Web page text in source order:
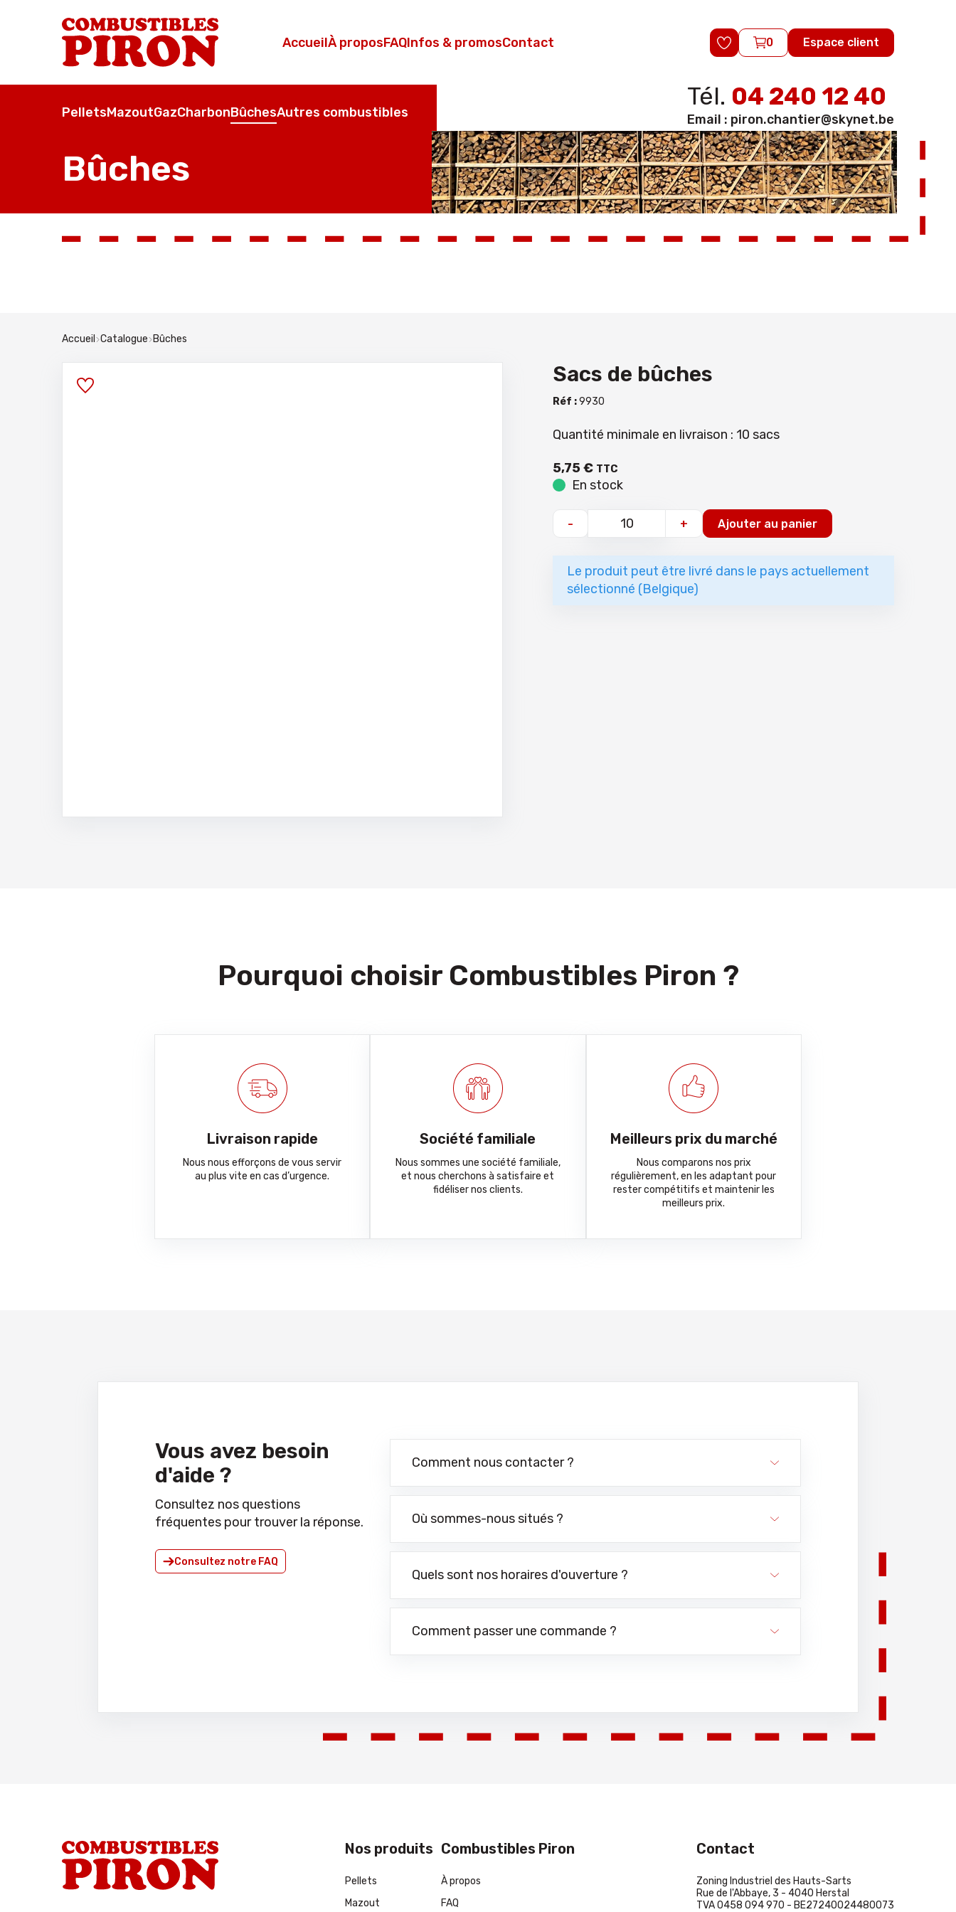
AccueilÀ proposFAQInfos & promosContact 0 Espace client
PelletsMazoutGazCharbonBûchesAutres combustibles
Bûches
Tél. 04 240 12 40
Email : piron.chantier@skynet.be
Accueil Catalogue Bûches
Sacs de bûches
Réf :9930
Quantité minimale en livraison : 10 sacs
5,75€ TTC
En stock
- + Ajouter au panier
Le produit peut être livré dans le pays actuellement
sélectionné (Belgique)
Pourquoi choisir Combustibles Piron ?
Livraison rapide
Nous nous efforçons de vous servir
au plus vite en cas d’urgence.
Société familiale
Nous sommes une société familiale,
et nous cherchons à satisfaire et
fidéliser nos clients.
Meilleurs prix du marché
Nous comparons nos prix
régulièrement, en les adaptant pour
rester compétitifs et maintenir les
meilleurs prix.
Vous avez besoin
d'aide ?
Consultez nos questions
fréquentes pour trouver la réponse.
Consultez notre FAQ
Comment nous contacter ?
Où sommes-nous situés ?
Quels sont nos horaires d'ouverture ?
Comment passer une commande ?
Nos produits
Pellets
Mazout
Combustibles Piron
À propos
FAQ
Contact
Zoning Industriel des Hauts-Sarts
Rue de l'Abbaye, 3 - 4040 Herstal
TVA 0458 094 970 - BE27240024480073